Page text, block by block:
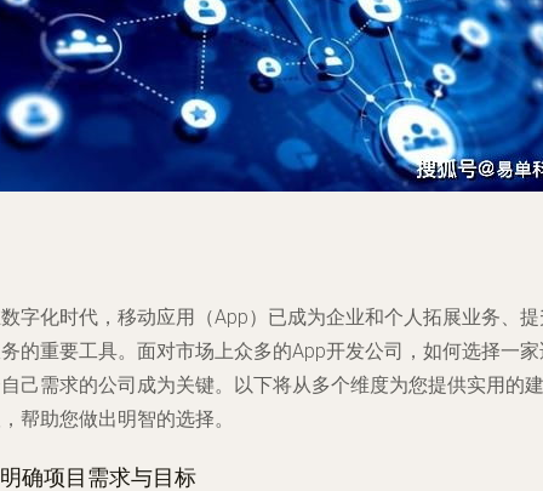
字化时代，移动应用（App）已成为企业和个人拓展业务、
的重要工具。面对市场上众多的App开发公司，如何选择一
己需求的公司成为关键。以下将从多个维度为您提供实用的建
帮助您做出明智的选择。
确项目需求与目标